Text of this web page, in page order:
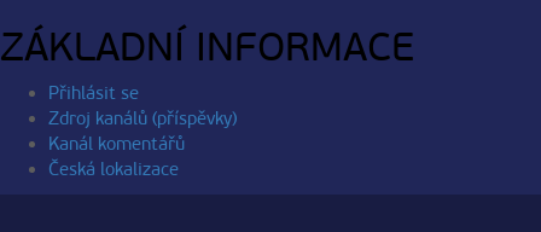
ZÁKLADNÍ INFORMACE
Přihlásit se
Zdroj kanálů (příspěvky)
Kanál komentářů
Česká lokalizace